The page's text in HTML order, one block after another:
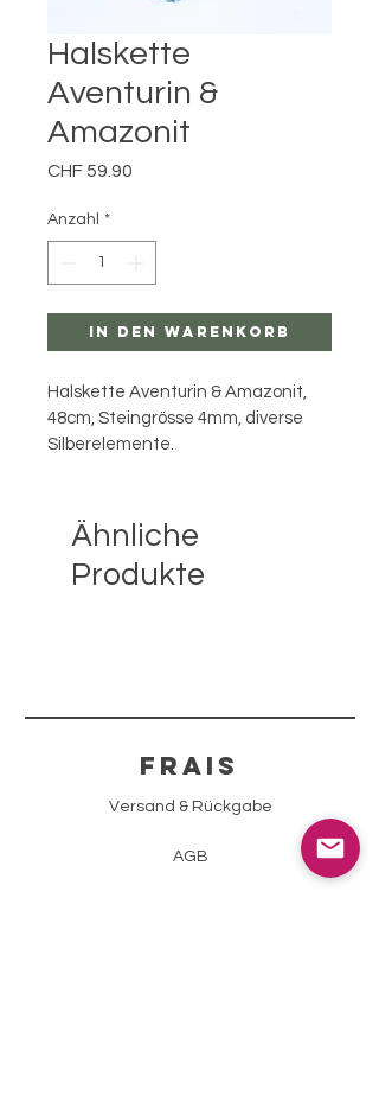
Halskette
Aventurin &
Amazonit
CHF 59.90
Anzahl *
In den Warenkorb
Halskette Aventurin & Amazonit,
48cm, Steingrösse 4mm, diverse
Silberelemente.
Ähnliche
Produkte
FRAIS
Versand & Rückgabe
AGB